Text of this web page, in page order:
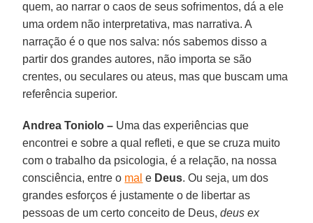
quem, ao narrar o caos de seus sofrimentos, dá a ele
uma ordem não interpretativa, mas narrativa. A
narração é o que nos salva: nós sabemos disso a
partir dos grandes autores, não importa se são
crentes, ou seculares ou ateus, mas que buscam uma
referência superior.
Andrea Toniolo – Uma das experiências que
encontrei e sobre a qual refleti, e que se cruza muito
com o trabalho da psicologia, é a relação, na nossa
consciência, entre o mal e Deus. Ou seja, um dos
grandes esforços é justamente o de libertar as
pessoas de um certo conceito de Deus,deus ex